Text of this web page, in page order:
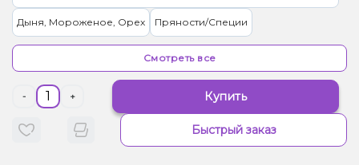
Дыня, Мороженое, Орех Пряности/Специи
Дыня Квас Малина
Грейпфрут, Клубника, Малина
Конфеты, Яблоко Клубника, Конфеты, Сливки/Крем
Смотреть все
- + Купить
Быстрый заказ